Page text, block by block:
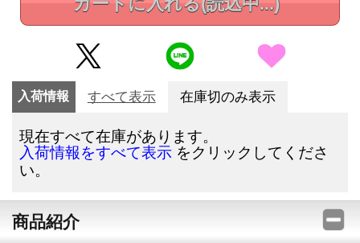
入荷情報 すべて表示 在庫切のみ表示
現在すべて在庫があります。
入荷情報をすべて表示 をクリックしてくださ
い。
商品紹介